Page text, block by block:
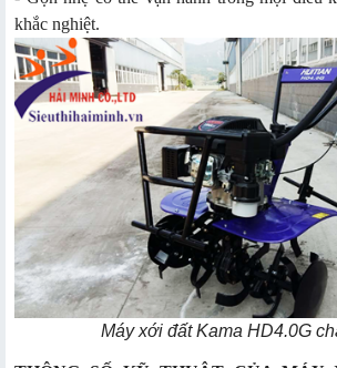
khắc nghiệt.
Máy xới đất Kama HD4.0G